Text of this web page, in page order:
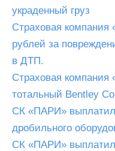
украденный груз
Страховая
рублей за
в ДТП.
Страховая
тотальный Bentley
СК «ПАРИ»
дробильного
СК «ПАРИ»